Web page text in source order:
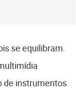
se equilibram.
de instrumentos